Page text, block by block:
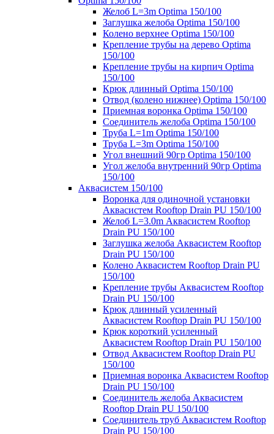
Желоб L=3m Optima 150/100
Заглушка желоба Optima 150/100
Колено верхнее Optima 150/100
Крепление трубы на дерево Optima
150/100
Крепление трубы на кирпич Optima
150/100
Крюк длинный Optima 150/100
Отвод (колено нижнее) Optima 150/100
Приемная воронка Optima 150/100
Соединитель желоба Optima 150/100
Труба L=1m Optima 150/100
Труба L=3m Optima 150/100
Угол внешний 90гр Optima 150/100
Угол желоба внутренний 90гр Optima
150/100
Аквасистем 150/100
Воронка для одиночной установки
Аквасистем Rooftop Drain PU 150/100
Желоб L=3.0m Аквасистем Rooftop
Drain PU 150/100
Заглушка желоба Аквасистем Rooftop
Drain PU 150/100
Колено Аквасистем Rooftop Drain PU
150/100
Крепление трубы Аквасистем Rooftop
Drain PU 150/100
Крюк длинный усиленный
Аквасистем Rooftop Drain PU 150/100
Крюк короткий усиленный
Аквасистем Rooftop Drain PU 150/100
Отвод Аквасистем Rooftop Drain PU
150/100
Приемная воронка Аквасистем Rooftop
Drain PU 150/100
Соединитель желоба Аквасистем
Rooftop Drain PU 150/100
Соединитель труб Аквасистем Rooftop
Drain PU 150/100